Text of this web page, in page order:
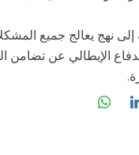
إلى نهج يعالج جميع
الإيطالي عن تضامن